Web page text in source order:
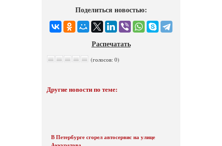
Поделиться новостью:
Распечатать
(голосов: 0)
Другие новости по теме:
В Петербурге сгорел автосервис на улице